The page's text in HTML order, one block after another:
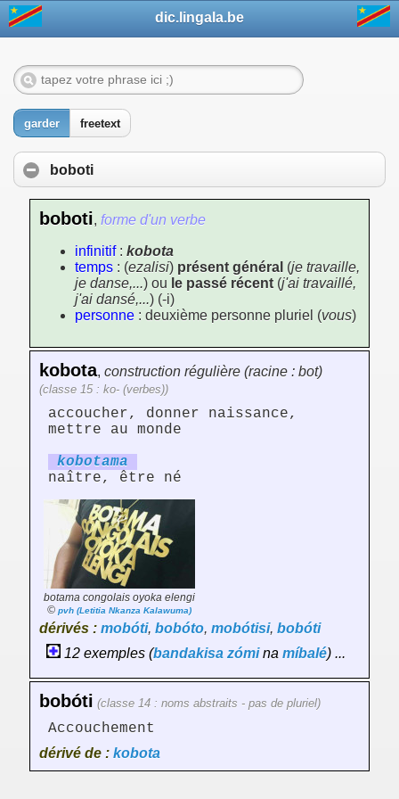
dic.lingala.be
garder freetext
boboti
boboti, forme d'un verbe
infinitif: kobota
temps : (ezalisi) présent général (je travaille,
je danse,...) ou le passé récent (j'ai travaillé,
j'ai dansé,...) (-i)
personne : deuxième personne pluriel (vous)
kobota, construction régulière (racine : bot)
(classe 15 : ko- (verbes))
accoucher, donner naissance,
mettre au monde
kobotama
naître, être né
botama congolais oyoka elengi
© pvh (Letitia Nkanza Kalawuma)
dérivés : mobóti, bobóto, mobótisi, bobóti
12 exemples (bandakisa zómina míbalé) ...
bobóti (classe 14 : noms abstraits - pas de pluriel)
Accouchement
dérivé de : kobota